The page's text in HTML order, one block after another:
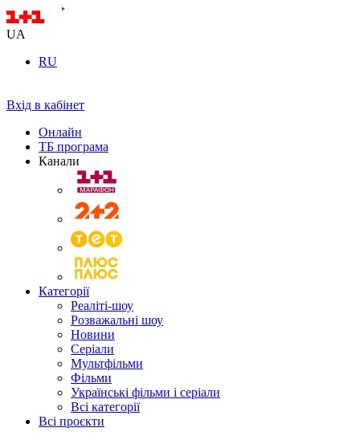
UA
RU
Вхід в кабінет
Онлайн
ТБ програма
Канали
Категорії
Реаліті-шоу
Розважальні шоу
Новини
Серіали
Мультфільми
Фільми
Українські фільми і серіали
Всі категорії
Всі проєкти